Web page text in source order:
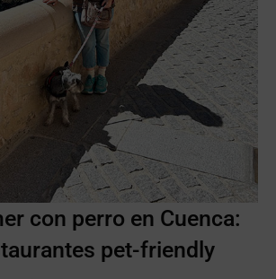
con perro en Cuenca:
pet-friendly